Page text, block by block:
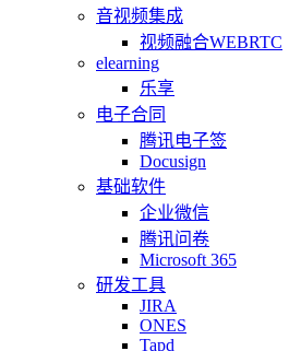
音视频集成
视频融合WEBRTC
elearning
乐享
电子合同
腾讯电子签
Docusign
基础软件
企业微信
腾讯问卷
Microsoft 365
研发工具
JIRA
ONES
Tapd